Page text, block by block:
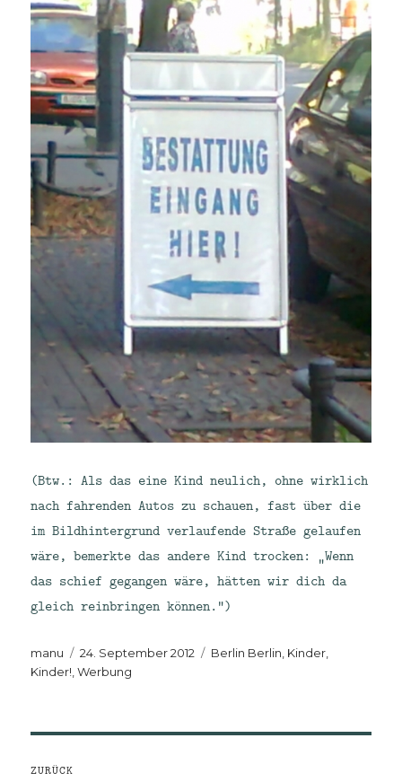
(Btw.: Als das eine Kind neulich, ohne wirklich
nach fahrenden Autos zu schauen, fast über die
im Bildhintergrund verlaufende Straße gelaufen
wäre, bemerkte das andere Kind trocken: „Wenn
das schief gegangen wäre, hätten wir dich da
gleich reinbringen können.“)
Autor
manu
Veröffentlicht
am
24. September 2012 Kategorien
Berlin Berlin Kinder,
Kinder! ,Werbung
ZURÜCK